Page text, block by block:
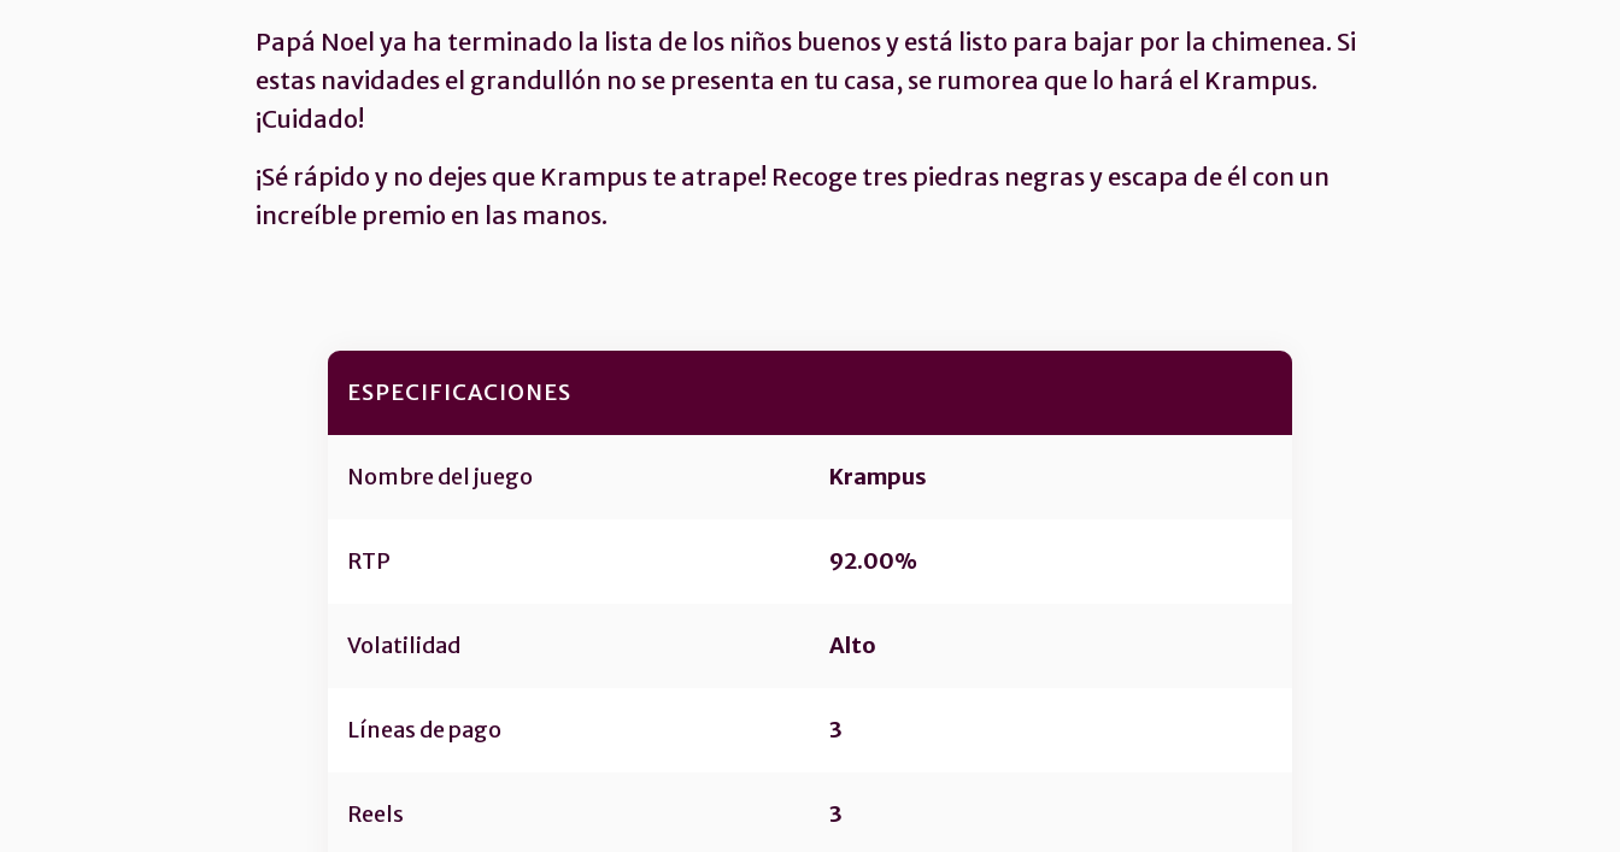
Papá Noel ya ha terminado la lista de los niños buenos y está listo para bajar por la chimenea. Si
estas navidades el grandullón no se presenta en tu casa, se rumorea que lo hará el Krampus.
¡Cuidado!
¡Sé rápido y no dejes que Krampus te atrape! Recoge tres piedras negras y escapa de él con un
increíble premio en las manos.
ESPECIFICACIONES
Nombre del juego Krampus
RTP 92.00%
Volatilidad Alto
Líneas de pago 3
Reels 3